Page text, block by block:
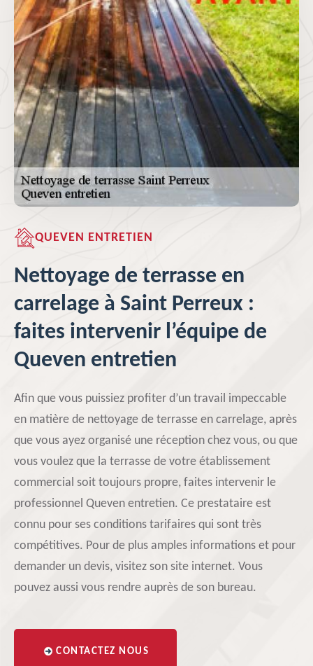
QUEVEN ENTRETIEN
Nettoyage de terrasse en
carrelage à Saint Perreux :
faites intervenir l’équipe de
Queven entretien
Afin que vous puissiez profiter d’un travail impeccable
en matière de nettoyage de terrasse en carrelage, après
que vous ayez organisé une réception chez vous, ou que
vous voulez que la terrasse de votre établissement
commercial soit toujours propre, faites intervenir le
professionnel Queven entretien. Ce prestataire est
connu pour ses conditions tarifaires qui sont très
compétitives. Pour de plus amples informations et pour
demander un devis, visitez son site internet. Vous
pouvez aussi vous rendre auprès de son bureau.
CONTACTEZ NOUS